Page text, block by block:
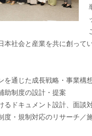
本社会と産業を共に創って
を通じた成長戦略・事業構
助制度の設計・提案
るドキュメント設計、面談
度・規制対応のリサーチ／